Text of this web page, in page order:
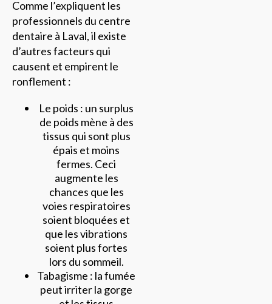
Comme l’expliquent les
professionnels du centre
dentaire à Laval, il existe
d’autres facteurs qui
causent et empirent le
ronflement :
Le poids : un surplus
de poids mène à des
tissus qui sont plus
épais et moins
fermes. Ceci
augmente les
chances que les
voies respiratoires
soient bloquées et
que les vibrations
soient plus fortes
lors du sommeil.
Tabagisme : la fumée
peut irriter la gorge